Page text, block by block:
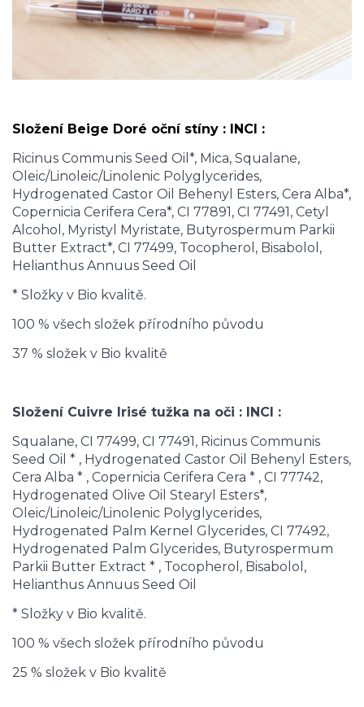
Složení Beige Doré oční stíny : INCI :
Ricinus Communis Seed Oil*, Mica, Squalane,
Oleic/Linoleic/Linolenic Polyglycerides,
Hydrogenated Castor Oil Behenyl Esters, Cera Alba*,
Copernicia Cerifera Cera*, CI 77891, CI 77491, Cetyl
Alcohol, Myristyl Myristate, Butyrospermum Parkii
Butter Extract*, CI 77499, Tocopherol, Bisabolol,
Helianthus Annuus Seed Oil
* Složky v Bio kvalitě.
100 % všech složek přírodního původu
37 % složek v Bio kvalitě
Složení Cuivre Irisé tužka na oči : INCI :
Squalane, CI 77499, CI 77491, Ricinus Communis
Seed Oil * , Hydrogenated Castor Oil Behenyl Esters,
Cera Alba * , Copernicia Cerifera Cera * , CI 77742,
Hydrogenated Olive Oil Stearyl Esters*,
Oleic/Linoleic/Linolenic Polyglycerides,
Hydrogenated Palm Kernel Glycerides, CI 77492,
Hydrogenated Palm Glycerides, Butyrospermum
Parkii Butter Extract * , Tocopherol, Bisabolol,
Helianthus Annuus Seed Oil
* Složky v Bio kvalitě.
100 % všech složek přírodního původu
25 % složek v Bio kvalitě